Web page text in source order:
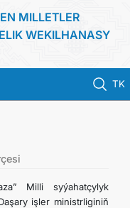
MILLETLER
WEKILHANASY
TK
Milli syýahatçylyk
işler ministrliginiň